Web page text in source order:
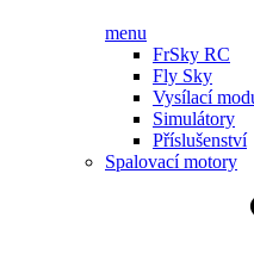
menu
FrSky RC
Fly Sky
Vysílací
Simulátory
Příslušenství
Spalovací motory